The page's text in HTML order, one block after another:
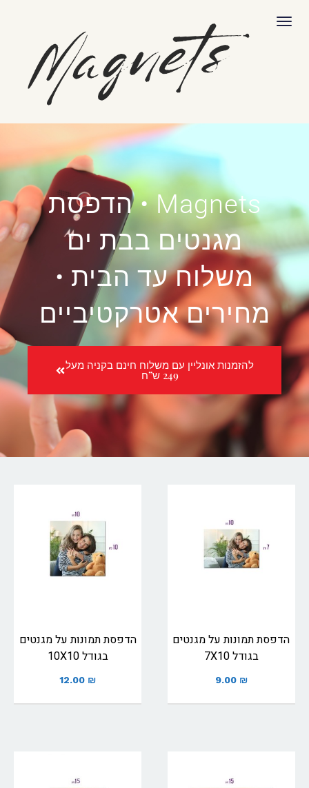
תפריט
Magnets • הדפסת
מגנטים בבת ים
משלוח עד הבית •
מחירים אטרקטיביים
להזמנות אונליין עם משלוח חינם בקניה מעל
249 ש”ח
הדפסת תמונות על מגנטים
בגודל 7X10
9.00 ₪
הדפסת תמונות על מגנטים
בגודל 10X10
12.00 ₪